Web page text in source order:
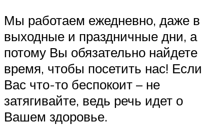
Мы работаем ежедневно, даже в
выходные и праздничные дни, а
потому Вы обязательно найдете
время, чтобы посетить нас! Если
Вас что-то беспокоит – не
затягивайте, ведь речь идет о
Вашем здоровье.